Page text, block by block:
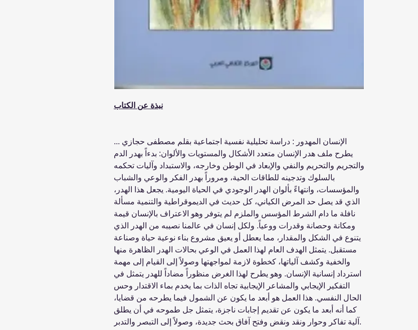
نبذة عن الكتاب
الإنسان المهدور : دراسة تحليلية نفسية اجتماعية بقلم مصطفى حجازي ...
يطرح ملف هدر الإنسان متعدد الأشكال والمستويات والألوان: بدءاً بهدر الدم
والتجريم والتحريم والنفي والإبعاد في الوطن وخارجه، والاستبداد وآليات تحكمه
بالسلوك وتدجينه للطاقات الحية، ومروراً بهدر الفكر والوعي والشباب
والمؤسسات، وانتهاءً بألوان الهدر الوجودي في الحياة اليومية. يجعل هذا الهدر،
الذي قد يصل حد المرض الكياني، كل حديث في الديموقراطية والتنمية مسألة
نافلة ما دام الشرط المؤسس والملزم لم يتوفر وهو الاعتراف بالإنسان قيمة
ومكانة وحصانة وقدرات ووعياً. ولكل إنسان في عالمنا نصيبه من الهدر الذي
يتنوع في الشكل والمقدار، مما يعطل أو يعيق مشروع بناء نوعية حياة وصناعة
مستقبل. يتمثل الهدف العام لهذا العمل في الوعي بحالات الهدر الظاهرة منها
والخفية وكشف آلياتها، كخطوة لازمة لمواجهتها وصولاً إلى القيام إلى مهمة
استرداد إنسانية الإنسان. وهو يطرح لهذا الغرض منظوراً مضاداً للهدر يتمثل في
التفكير الإيجابي والمشاعر الإيجابية تجاه الذات بما يخدم بماء الاقتدار وحس
الحال النفسي. هذا العمل هو أبعد ما يكون عن الشمول فيما يطرحه من قضايا،
كما أنه أبعد ما يكون عن تقديم إجابات ناجزة، يتمثل جل طموحه في أن يطلق
آلية تفاكر وحوار ونقد ونقض وفتح آفاق بحث جديدة، وصولاً إلى التبصر والتدبر.